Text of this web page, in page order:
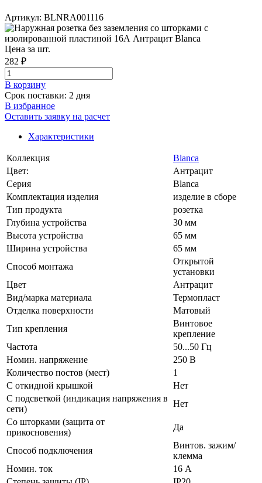
Артикул: BLNRA001116
Цена за шт.
282 ₽
В корзинy
Срок поставки: 2 дня
В избранное
Оставить заявку на расчет
Характеристики
Коллекция
Blanca
Цвет:
Антрацит
Серия
Blanca
Комплектация изделия
изделие в сборе
Тип продукта
розетка
Глубина устройства
30 мм
Высота устройства
65 мм
Ширина устройства
65 мм
Способ монтажа
Открытой
установки
Цвет
Антрацит
Вид/марка материала
Термопласт
Отделка поверхности
Матовый
Тип крепления
Винтовое
крепление
Частота
50...50 Гц
Номин. напряжение
250 В
Количество постов (мест)
1
С откидной крышкой
Нет
С подсветкой (индикация напряжения в
сети)
Нет
Со шторками (защита от
прикосновения)
Да
Способ подключения
Винтов. зажим/
клемма
Номин. ток
16 А